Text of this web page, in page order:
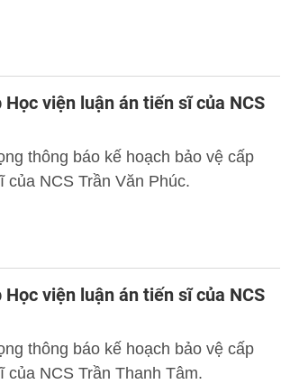
viện luận án tiến sĩ của NCS
thông báo kế hoạch bảo vệ cấp
của NCS Trần Văn Phúc.
viện luận án tiến sĩ của NCS
thông báo kế hoạch bảo vệ cấp
của NCS Trần Thanh Tâm.